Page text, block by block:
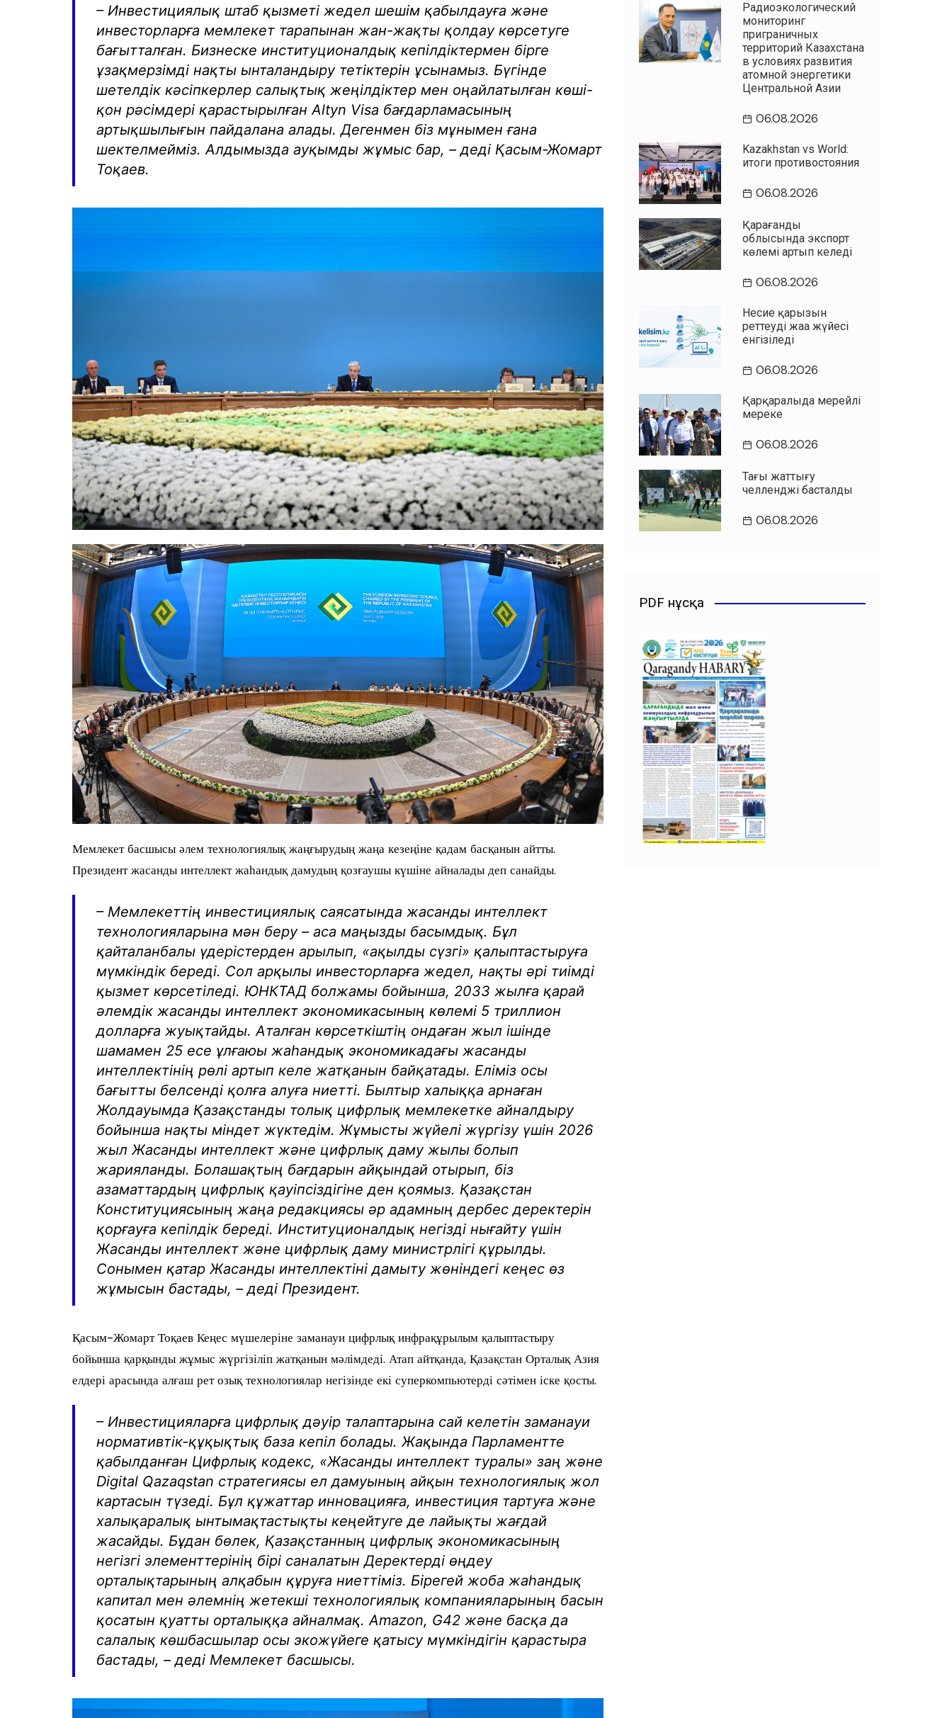
– Инвестициялық штаб қызметі жедел шешім қабылдауға және
инвесторларға мемлекет тарапынан жан-жақты қолдау көрсетуге
бағытталған. Бизнеске институционалдық кепілдіктермен бірге
ұзақмерзімді нақты ынталандыру тетіктерін ұсынамыз. Бүгінде
шетелдік кәсіпкерлер салықтық жеңілдіктер мен оңайлатылған көші-
қон рәсімдері қарастырылған Altyn Visa бағдарламасының
артықшылығын пайдалана алады. Дегенмен біз мұнымен ғана
шектелмейміз. Алдымызда ауқымды жұмыс бар, – деді Қасым-Жомарт
Тоқаев.
Мемлекет басшысы әлем технологиялық жаңғырудың жаңа кезеңіне қадам басқанын айтты.
Президент жасанды интеллект жаһандық дамудың қозғаушы күшіне айналады деп санайды.
– Мемлекеттің инвестициялық саясатында жасанды интеллект
технологияларына мән беру – аса маңызды басымдық. Бұл
қайталанбалы үдерістерден арылып, «ақылды сүзгі» қалыптастыруға
мүмкіндік береді. Сол арқылы инвесторларға жедел, нақты әрі тиімді
қызмет көрсетіледі. ЮНКТАД болжамы бойынша, 2033 жылға қарай
әлемдік жасанды интеллект экономикасының көлемі 5 триллион
долларға жуықтайды. Аталған көрсеткіштің ондаған жыл ішінде
шамамен 25 есе ұлғаюы жаһандық экономикадағы жасанды
интеллектінің рөлі артып келе жатқанын байқатады. Еліміз осы
бағытты белсенді қолға алуға ниетті. Былтыр халыққа арнаған
Жолдауымда Қазақстанды толық цифрлық мемлекетке айналдыру
бойынша нақты міндет жүктедім. Жұмысты жүйелі жүргізу үшін 2026
жыл Жасанды интеллект және цифрлық даму жылы болып
жарияланды. Болашақтың бағдарын айқындай отырып, біз
азаматтардың цифрлық қауіпсіздігіне ден қоямыз. Қазақстан
Конституциясының жаңа редакциясы әр адамның дербес деректерін
қорғауға кепілдік береді. Институционалдық негізді нығайту үшін
Жасанды интеллект және цифрлық даму министрлігі құрылды.
Сонымен қатар Жасанды интеллектіні дамыту жөніндегі кеңес өз
жұмысын бастады, – деді Президент.
Қасым-Жомарт Тоқаев Кеңес мүшелеріне заманауи цифрлық инфрақұрылым қалыптастыру
бойынша қарқынды жұмыс жүргізіліп жатқанын мәлімдеді. Атап айтқанда, Қазақстан Орталық Азия
елдері арасында алғаш рет озық технологиялар негізінде екі суперкомпьютерді сәтімен іске қосты.
– Инвестицияларға цифрлық дәуір талаптарына сай келетін заманауи
нормативтік-құқықтық база кепіл болады. Жақында Парламентте
қабылданған Цифрлық кодекс, «Жасанды интеллект туралы» заң және
Digital Qazaqstan стратегиясы ел дамуының айқын технологиялық жол
картасын түзеді. Бұл құжаттар инновацияға, инвестиция тартуға және
халықаралық ынтымақтастықты кеңейтуге де лайықты жағдай
жасайды. Бұдан бөлек, Қазақстанның цифрлық экономикасының
негізгі элементтерінің бірі саналатын Деректерді өңдеу
орталықтарының алқабын құруға ниеттіміз. Бірегей жоба жаһандық
капитал мен әлемнің жетекші технологиялық компанияларының басын
қосатын қуатты орталыққа айналмақ. Amazon, G42 және басқа да
салалық көшбасшылар осы экожүйеге қатысу мүмкіндігін қарастыра
бастады, – деді Мемлекет басшысы.
Радиоэкологический
мониторинг
приграничных
территорий Казахстана
в условиях развития
атомной энергетики
Центральной Азии
06.08.2026
Kazakhstan vs World:
итоги противостояния
06.08.2026
Қарағанды
облысында экспорт
көлемі артып келеді
06.08.2026
Несие қарызын
реттеудің жаңа жүйесі
енгізіледі
06.08.2026
Қарқаралыда мерейлі
мереке
06.08.2026
Таңғы жаттығу
челленджі басталды
06.08.2026
PDF нұсқа